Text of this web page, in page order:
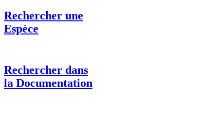
Rechercher une
Espèce
Rechercher dans
la Documentation